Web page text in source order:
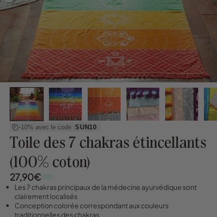
-10% avec le code :SUN10
Toile des 7 chakras étincellants
(100% coton)
27,90€
Les 7 chakras principaux de la médecine ayurvédique sont
clairement localisés
Conception colorée correspondant aux couleurs
traditionnelles des chakras